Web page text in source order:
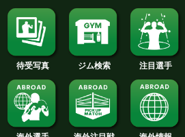
ジェームス ディケンズ(
VS
堤 駿斗(志成)